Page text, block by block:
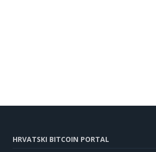
HRVATSKI BITCOIN PORTAL